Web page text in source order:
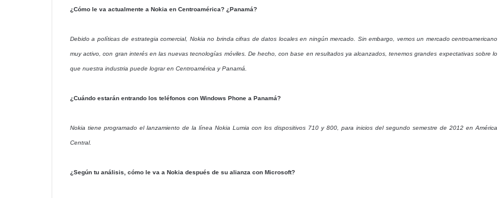
¿Cómo le va actualmente a Nokia en Centroamérica? ¿Panamá?
Debido a políticas de estrategia comercial, Nokia no brinda cifras de datos locales en ningún mercado. Sin embargo, vemos un mercado centroamericano
muy activo, con gran interés en las nuevas tecnologías móviles. De hecho, con base en resultados ya alcanzados, tenemos grandes expectativas sobre lo
que nuestra industria puede lograr en Centroamérica y Panamá.
¿Cuándo estarán entrando los teléfonos con Windows Phone a Panamá?
Nokia tiene programado el lanzamiento de la línea Nokia Lumia con los dispositivos 710 y 800, para inicios del segundo semestre de 2012 en América
Central.
¿Según tu análisis, cómo le va a Nokia después de su alianza con Microsoft?